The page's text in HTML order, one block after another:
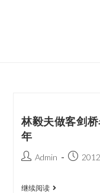
林毅夫做客剑
年
Admin
继续阅读